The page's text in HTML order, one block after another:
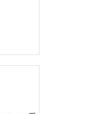
uma
para
que
tirar
A
existe